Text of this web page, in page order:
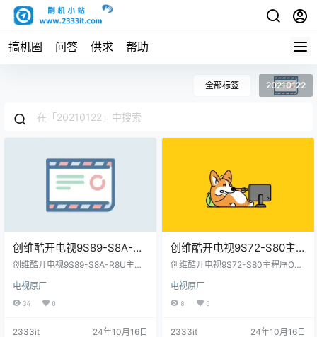
搞机圈 问答 供求 帮助
全部标签 20210122
创维酷开电视9S89-S8A-
R8U主程序OTA包和bin
据刷机包
创维酷开电视9S89-S8A-R8U主程
序U盘数据刷机包
电视原厂
34 0
2333it 24年10月16日
创维酷开电视9S72-S80主
程序OTA包和bin
据刷机包
创维酷开电视9S72-S80主程序OTA
数据刷机包
电视原厂
8 0
2333it 24年10月16日